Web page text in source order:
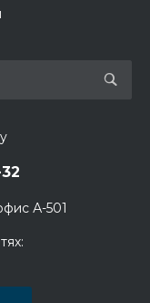
А-501